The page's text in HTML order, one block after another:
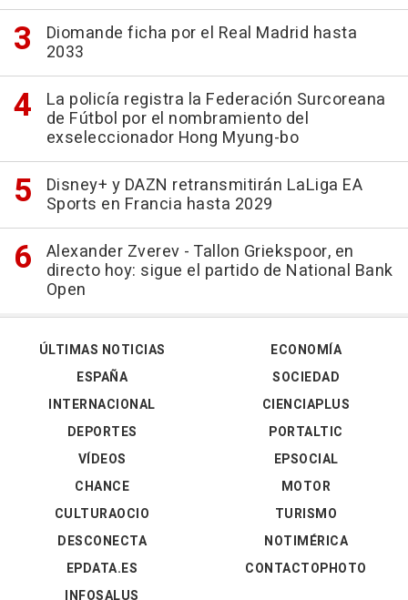
Diomande ficha por el Real Madrid hasta
2033
La policía registra la Federación Surcoreana
de Fútbol por el nombramiento del
exseleccionador Hong Myung-bo
Disney+ y DAZN retransmitirán LaLiga EA
Sports en Francia hasta 2029
Alexander Zverev - Tallon Griekspoor, en
directo hoy: sigue el partido de National Bank
Open
ÚLTIMAS NOTICIAS
ESPAÑA
INTERNACIONAL
DEPORTES
VÍDEOS
ECONOMÍA
SOCIEDAD
CIENCIAPLUS
PORTALTIC
EPSOCIAL
CHANCE
CULTURAOCIO
DESCONECTA
EPDATA.ES
MOTOR
TURISMO
NOTIMÉRICA
CONTACTOPHOTO